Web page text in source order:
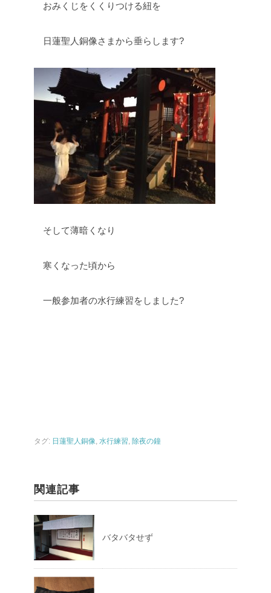
おみくじをくくりつける紐を
日蓮聖人銅像さまから垂らします?
そして薄暗くなり
寒くなった頃から
一般参加者の水行練習をしました?
タグ: 日蓮聖人銅像, 水行練習, 除夜の鐘
関連記事
バタバタせず